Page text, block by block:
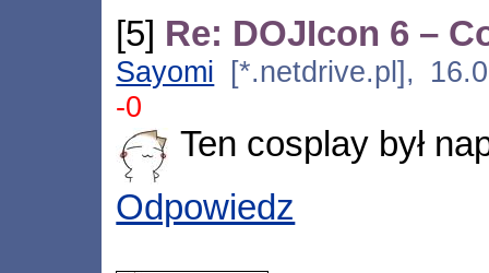
[5] Re: DOJIcon 6 –
Sayomi [*.netdrive.pl],
-0
Ten cosplay był
Odpowiedz